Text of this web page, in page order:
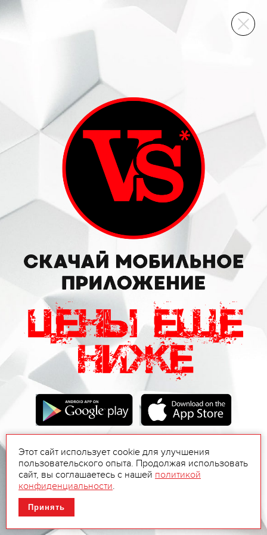
ВИННЫЙ СКЛАД
Этот сайт использует cookie для улучшения
пользовательского опыта. Продолжая использовать
сайт, вы соглашаетесь с нашей политикой
конфиденциальности.
Принять